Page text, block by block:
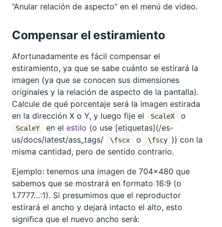
“Anular relación de aspecto” en el menú de video.
Compensar el estiramiento
Afortunadamente es fácil compensar el
estiramiento, ya que se sabe cuánto se estirará la
imagen (ya que se conocen sus dimensiones
originales y la relación de aspecto de la pantalla).
Calcule de qué porcentaje será la imagen estirada
en la dirección X o Y, y luego fije el
ScaleX o
ScaleY en el estilo (o use [etiquetas](/es-
us/docs/latest/ass_tags/
\fscx o \fscy )) con la
misma cantidad, pero de sentido contrario.
Ejemplo: tenemos una imagen de 704x480 que
sabemos que se mostrará en formato 16:9 (o
1.7777…:1). Si presumimos que el reproductor
estirará el ancho y dejará intacto el alto, esto
significa que el nuevo ancho será: